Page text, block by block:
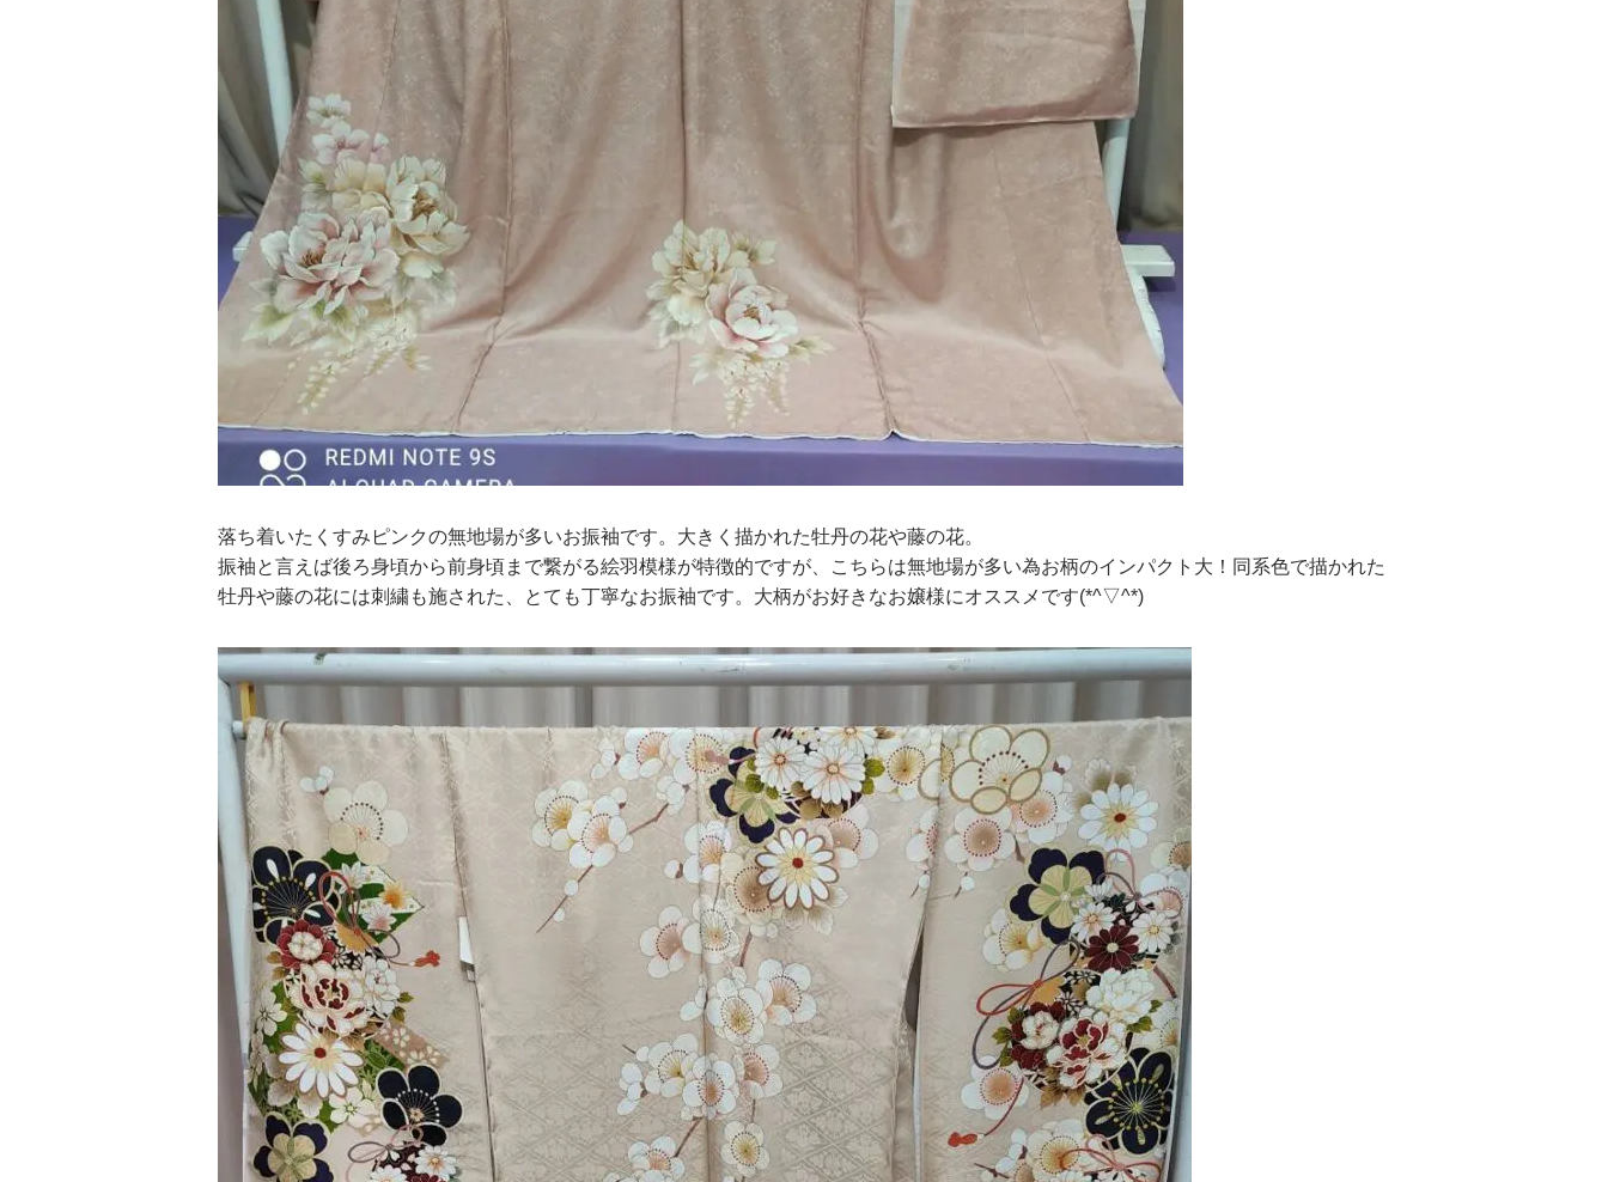
落ち着いたくすみピンクの無地場が多いお振袖です。大きく描かれた牡丹の花や藤の花。
振袖と言えば後ろ身頃から前身頃まで繋がる絵羽模様が特徴的ですが、こちらは無地場が多い為お柄のインパクト大！同系色で描かれた
牡丹や藤の花には刺繍も施された、とても丁寧なお振袖です。大柄がお好きなお嬢様にオススメです(*^▽^*)